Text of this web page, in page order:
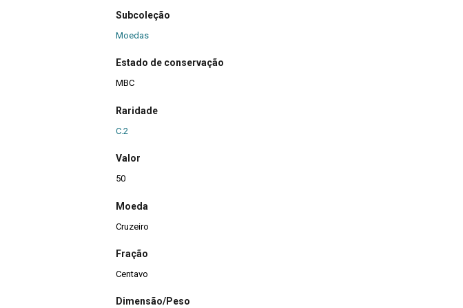
Subcoleção
Moedas
Estado de conservação
MBC
Raridade
C.2
Valor
50
Moeda
Cruzeiro
Fração
Centavo
Dimensão/Peso